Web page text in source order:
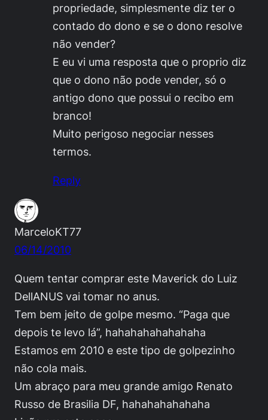
propriedade, simplesmente diz ter o
contado do dono e se o dono resolve
não vender?
E eu vi uma resposta que o proprio diz
que o dono não pode vender, só o
antigo dono que possui o recibo em
branco!
Muito perigoso negociar nesses
termos.
Reply
MarceloKT77
06/14/2010
Quem tentar comprar este Maverick do Luiz
DellANUS vai tomar no anus.
Tem bem jeito de golpe mesmo. “Paga que
depois te levo lá”, hahahahahahahaha
Estamos em 2010 e este tipo de golpezinho
não cola mais.
Um abraço para meu grande amigo Renato
Russo de Brasilia DF, hahahahahahaha